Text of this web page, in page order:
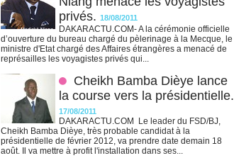
privés. 18/08/2011
DAKARACTU.COM- A la cérémonie officielle
d’ouverture du bureau chargé du pèlerinage à la Mecque, le
ministre d'Etat chargé des Affaires étrangères a menacé de
représailles les voyagistes privés qui...
Cheikh Bamba Dièye lance
la course vers la présidentielle.
17/08/2011
DAKARACTU.COM Le leader du FSD/BJ,
Cheikh Bamba Dièye, très probable candidat à la
présidentielle de février 2012, va prendre date demain 18
août. Il va mettre à profit l'installation dans ses...